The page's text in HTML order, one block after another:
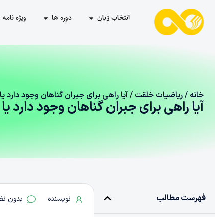
انتخاب زبان دوره ها ویژه
خانه /ریاضیات خلقت / آیا راهی برای جبران گناهان وجود
آیا راهی برای جبران گناهان وجود
فهرست مطالب نویسنده بدون